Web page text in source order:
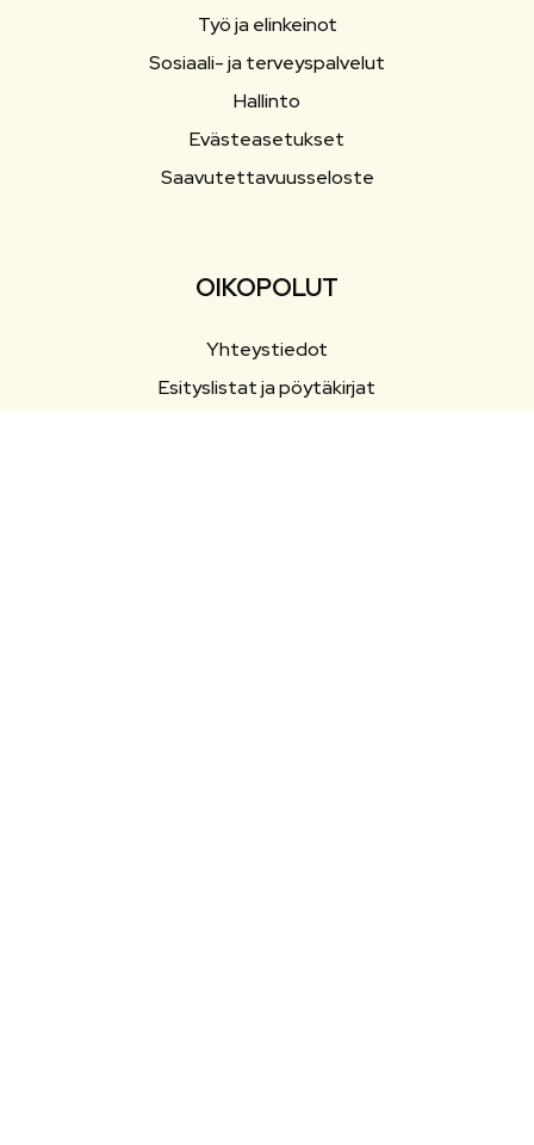
Työ ja elinkeinot
Sosiaali- ja terveyspalvelut
Hallinto
Evästeasetukset
Saavutettavuusseloste
OIKOPOLUT
Yhteystiedot
Esityslistat ja pöytäkirjat